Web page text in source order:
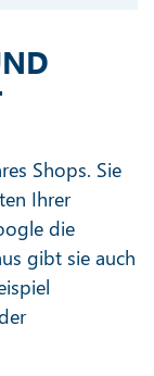
Shops. Sie
Ihrer
die
gibt sie auch